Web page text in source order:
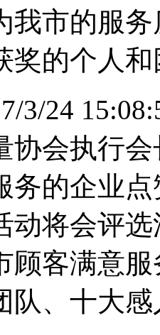
我市的服
奖的个人
3/24
协会执行
务的企业
动将会评
顾客满意
队、十大